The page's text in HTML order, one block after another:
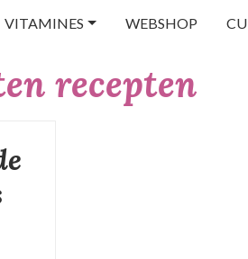
VITAMINES WEBSHOP
recepten